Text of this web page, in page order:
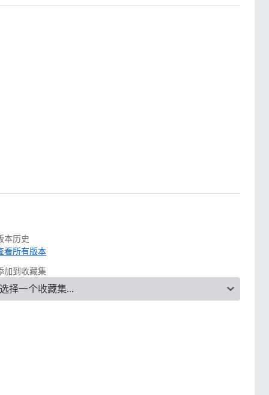
本历史
看所有版本
加到收藏集